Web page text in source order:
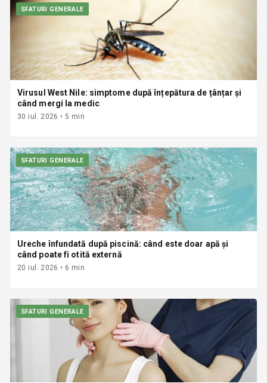
SFATURI GENERALE
Virusul West Nile: simptome după înțepătura de țânțar și
când mergi la medic
30 iul. 2026 •5 min
SFATURI GENERALE
Ureche înfundată după piscină: când este doar apă și
când poate fi otită externă
20 iul. 2026 • 6 min
SFATURI GENERALE